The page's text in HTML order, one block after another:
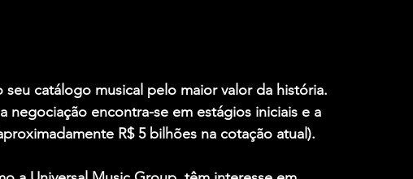
catálogo musical pelo maior valor da história.
negociação encontra-se em estágios iniciais e a
R$ 5 bilhões na cotação atual).